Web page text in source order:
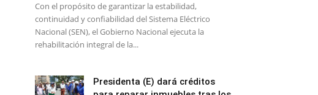
Con el propósito de garantizar la estabilidad,
continuidad y confiabilidad del Sistema Eléctrico
Nacional (SEN), el Gobierno Nacional ejecuta la
rehabilitación integral de la...
Presidenta (E) dará créditos